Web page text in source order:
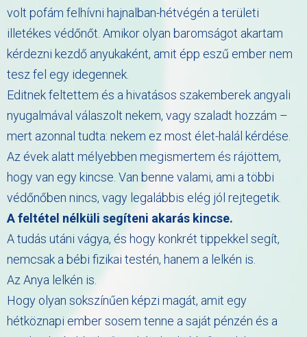
volt pofám felhívni hajnalban-hétvégén a területi
illetékes védőnőt. Amikor olyan baromságot akartam
kérdezni kezdő anyukaként, amit épp eszű ember nem
tesz fel egy idegennek.
Editnek feltettem és a hivatásos szakemberek angyali
nyugalmával válaszolt nekem, vagy szaladt hozzám –
mert azonnal tudta: nekem ez most élet-halál kérdése.
Az évek alatt mélyebben megismertem és rájöttem,
hogy van egy kincse. Van benne valami, ami a többi
védőnőben nincs, vagy legalábbis elég jól rejtegetik.
A feltétel nélküli segíteni akarás kincse.
A tudás utáni vágya, és hogy konkrét tippekkel segít,
nemcsak a bébi fizikai testén, hanem a lelkén is.
Az Anya lelkén is.
Hogy olyan sokszínűen képzi magát, amit egy
hétköznapi ember sosem tenne a saját pénzén és a